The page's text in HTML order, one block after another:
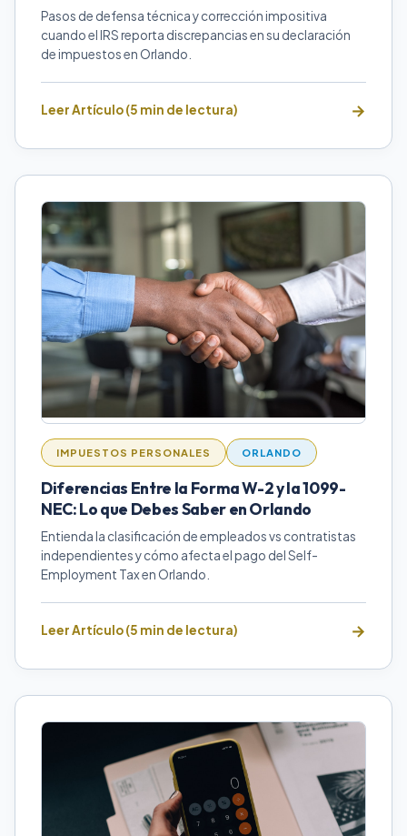
Pasos de defensa técnica y corrección impositiva
cuando el IRS reporta discrepancias en su declaración
de impuestos en Orlando.
Leer Artículo (5 min de lectura)
IMPUESTOS PERSONALES ORLANDO
Diferencias Entre la Forma W-2 y la 1099-
NEC: Lo que Debes Saber en Orlando
Entienda la clasificación de empleados vs contratistas
independientes y cómo afecta el pago del Self-
Employment Tax en Orlando.
Leer Artículo (5 min de lectura)